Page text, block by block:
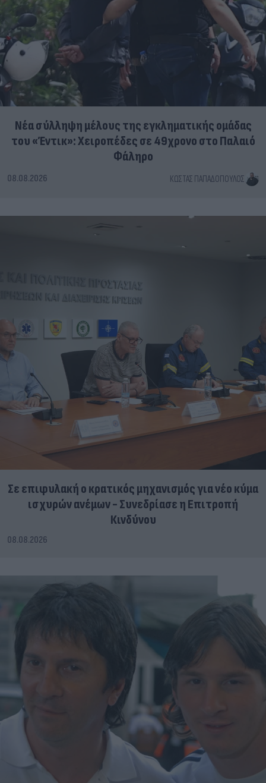
Νέα σύλληψη μέλους της εγκληματικής ομάδας
του «Έντικ»: Χειροπέδες σε 49χρονο στο Παλαιό
Φάληρο
08.08.2026 ΚΏΣΤΑΣ ΠΑΠΑΔΌΠΟΥΛΟΣ
Σε επιφυλακή ο κρατικός μηχανισμός για νέο κύμα
ισχυρών ανέμων - Συνεδρίασε η Επιτροπή
Κινδύνου
08.08.2026